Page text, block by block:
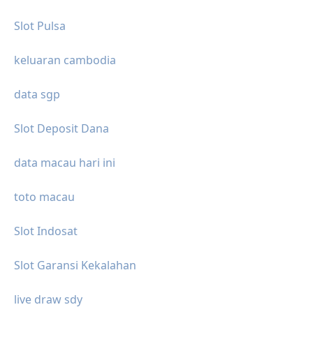
Slot Pulsa
keluaran cambodia
data sgp
Slot Deposit Dana
data macau hari ini
toto macau
Slot Indosat
Slot Garansi Kekalahan
live draw sdy